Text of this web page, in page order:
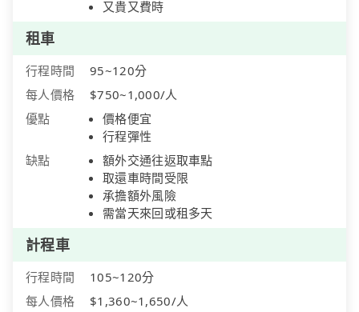
又貴又費時
租車
行程時間
95~120分
每人價格
$750~1,000/人
優點
價格便宜
行程彈性
缺點
額外交通往返取車點
取還車時間受限
承擔額外風險
需當天來回或租多天
計程車
行程時間
105~120分
每人價格
$1,360~1,650/人